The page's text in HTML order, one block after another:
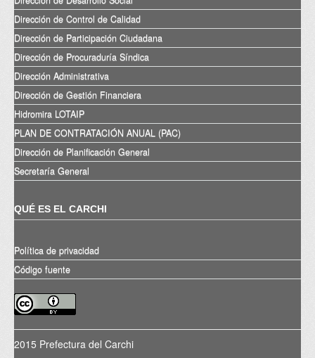
Dirección de Control de Calidad
Dirección de Participación Ciudadana
Dirección de Procuraduría Síndica
Dirección Administrativa
Dirección de Gestión Financiera
Hidromira LOTAIP
PLAN DE CONTRATACIÓN ANUAL (PAC)
Dirección de Planificación General
Secretaría General
QUÉ ES EL CARCHI
Política de privacidad
Código fuente
2015 Prefectura del Carchi